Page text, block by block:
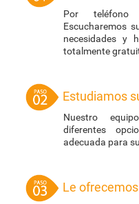
Por
Escucharemos
necesidades y
totalmente
Estudiamos
Nuestro
diferentes
adecuada para
Le